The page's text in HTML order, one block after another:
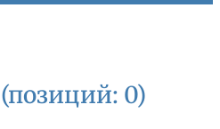
(позиций: 0)